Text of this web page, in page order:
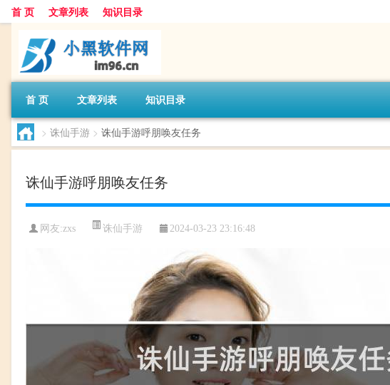
首 页 文章列表 知识目录
首 页 文章列表 知识目录
> 诛仙手游 > 诛仙手游呼朋唤友任务
诛仙手游呼朋唤友任务
网友:zxs 诛仙手游 2024-03-23 23:16:48